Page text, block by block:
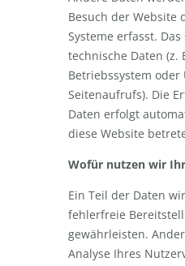
Besuch der Website
Systeme erfasst.
technische Daten (z.
Betriebssystem oder
Seitenaufrufs). Die
Daten erfolgt
diese Website
Wofür nutzen wir
Ein Teil der Daten
fehlerfreie
gewährleisten.
Analyse Ihres